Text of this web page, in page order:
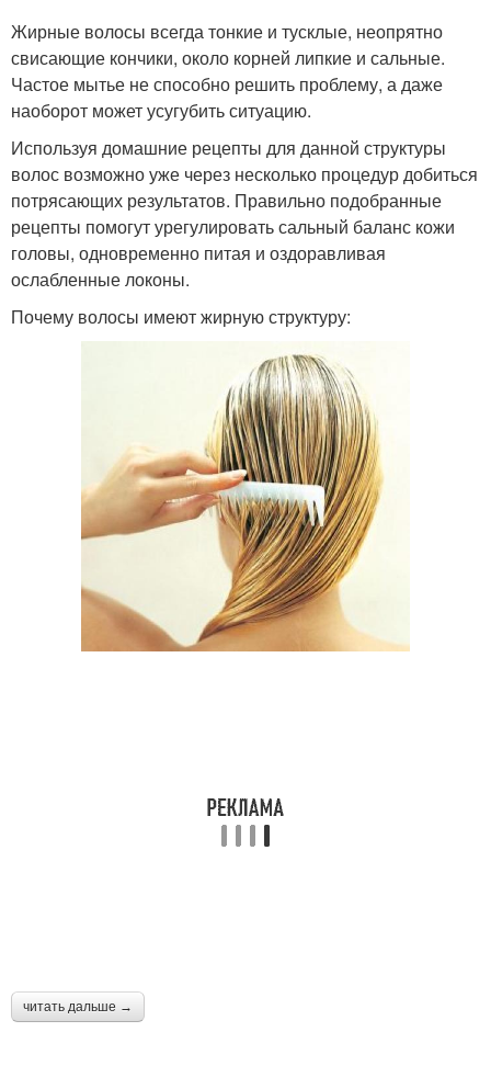
условиях
Шампунь для жирных
волос
Волос с глиной Волос из голубой
Жирные волосы всегда тонкие и тусклые, неопрятно
свисающие кончики, около корней липкие и сальные.
Частое мытье не способно решить проблему, а даже
наоборот может усугубить ситуацию.
Используя домашние рецепты для данной структуры
волос возможно уже через несколько процедур добиться
потрясающих результатов. Правильно подобранные
рецепты помогут урегулировать сальный баланс кожи
головы, одновременно питая и оздоравливая
ослабленные локоны.
Почему волосы имеют жирную структуру:
читать дальше →